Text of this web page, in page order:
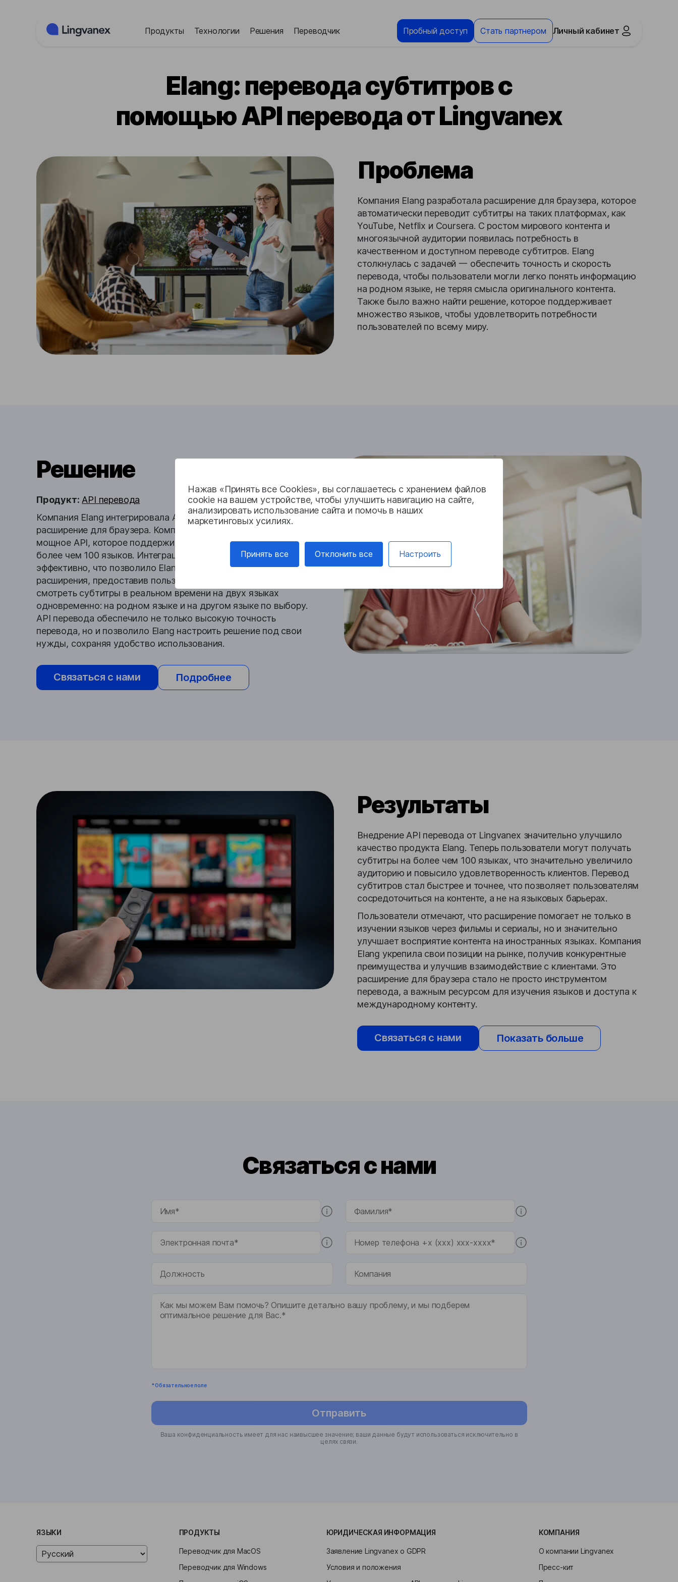
Нажав «Принять все Cookies», вы соглашаетесь с хранением файлов
cookie на вашем устройстве, чтобы улучшить навигацию на сайте,
анализировать использование сайта и помочь в наших
маркетинговых усилиях.
Принять все Отклонить все Настроить
Продукты Технологии Решения Переводчик Пробный доступ Стать партнером Личный кабинет
Elang: перевода субтитров с
помощью API перевода от Lingvanex
Проблема
Компания Elang разработала расширение для браузера, которое
автоматически переводит субтитры на таких платформах, как
YouTube, Netflix и Coursera. С ростом мирового контента и
многоязычной аудитории появилась потребность в
качественном и доступном переводе субтитров. Elang
столкнулась с задачей 一 обеспечить точность и скорость
перевода, чтобы пользователи могли легко понять информацию
на родном языке, не теряя смысла оригинального контента.
Также было важно найти решение, которое поддерживает
множество языков, чтобы удовлетворить потребности
пользователей по всему миру.
Решение
Продукт: API перевода
Компания Elang интегрировала API перевода от Lingvanex в свое
расширение для браузера. Компания Lingvanex предоставила
мощное API, которое поддерживает автоматический перевод на
более чем 100 языков. Интеграция API была выполнена быстро и
эффективно, что позволило Elang улучшить функциональность
расширения, предоставив пользователям возможность
смотреть субтитры в реальном времени на двух языках
одновременно: на родном языке и на другом языке по выбору.
API перевода обеспечило не только высокую точность
перевода, но и позволило Elang настроить решение под свои
нужды, сохраняя удобство использования.
Связаться с нами Подробнее
Результаты
Внедрение API перевода от Lingvanex значительно улучшило
качество продукта Elang. Теперь пользователи могут получать
субтитры на более чем 100 языках, что значительно увеличило
аудиторию и повысило удовлетворенность клиентов. Перевод
субтитров стал быстрее и точнее, что позволяет пользователям
сосредоточиться на контенте, а не на языковых барьерах.
Пользователи отмечают, что расширение помогает не только в
изучении языков через фильмы и сериалы, но и значительно
улучшает восприятие контента на иностранных языках. Компания
Elang укрепила свои позиции на рынке, получив конкурентные
преимущества и улучшив взаимодействие с клиентами. Это
расширение для браузера стало не просто инструментом
перевода, а важным ресурсом для изучения языков и доступа к
международному контенту.
Связаться с нами Показать больше
Связаться с нами
* Обязательное поле
Отправить
Ваша конфиденциальность имеет для нас наивысшее значение; ваши данные будут использоваться исключительно в
целях связи.
ЯЗЫКИ ПРОДУКТЫ
Переводчик для MacOS
Переводчик для Windows
ЮРИДИЧЕСКАЯ ИНФОРМАЦИЯ
Заявление Lingvanex о GDPR
Условия и положения
КОМПАНИЯ
О компании Lingvanex
Пресс-кит